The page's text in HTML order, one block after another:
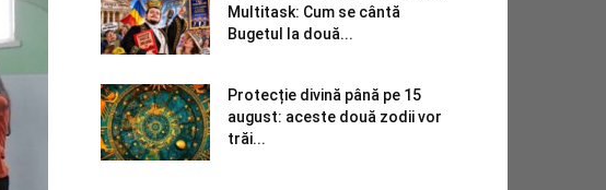
Multitask: Cum se cântă
Bugetul la două...
Protecție divină până pe 15
august: aceste două zodii vor
trăi...